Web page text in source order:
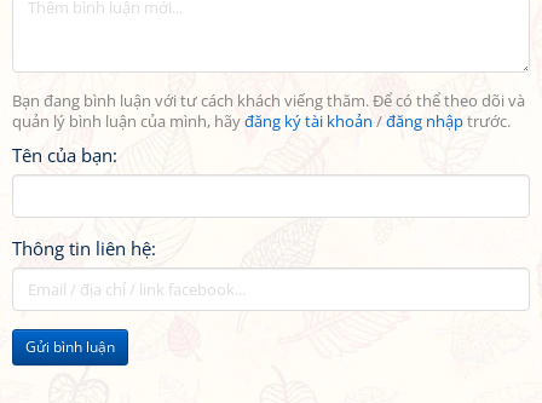
Bạn đang bình luận với tư cách khách viếng thăm. Để có thể theo dõi và
quản lý bình luận của mình, hãyđăng ký tài khoản /đăng nhậptrước.
Tên của bạn:
Thông tin liên hệ:
Gửi bình luận